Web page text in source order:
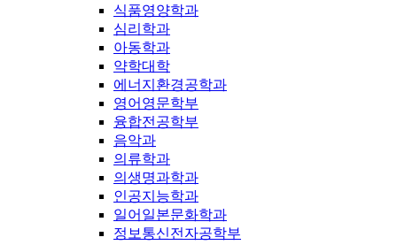
식품영양학과
심리학과
아동학과
약학대학
에너지환경공학과
영어영문학부
융합전공학부
음악과
의류학과
의생명과학과
인공지능학과
일어일본문화학과
정보통신전자공학부